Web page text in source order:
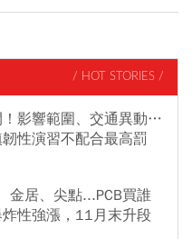
/ HOT STORIES /
影響範圍、交通異動…
性演習不配合最高罰
金居、尖點...PCB買誰
性強漲，11月末升段